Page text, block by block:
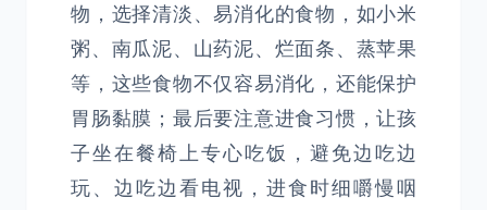
物，选择清淡、易消化的食物，如小米
粥、南瓜泥、山药泥、烂面条、蒸苹果
等，这些食物不仅容易消化，还能保护
胃肠黏膜；最后要注意进食习惯，让孩
子坐在餐椅上专心吃饭，避免边吃边
玩、边吃边看电视，进食时细嚼慢咽